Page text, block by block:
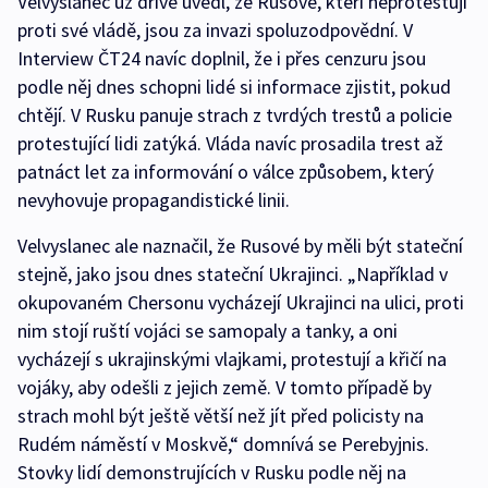
proti své vládě, jsou za invazi spoluzodpovědní. V
Interview ČT24 navíc doplnil, že i přes cenzuru jsou
podle něj dnes schopni lidé si informace zjistit, pokud
chtějí. V Rusku panuje strach z tvrdých trestů a policie
protestující lidi zatýká. Vláda navíc prosadila trest až
patnáct let za informování o válce způsobem, který
nevyhovuje propagandistické linii.
Velvyslanec ale naznačil, že Rusové by měli být stateční
stejně, jako jsou dnes stateční Ukrajinci. „Například v
okupovaném Chersonu vycházejí Ukrajinci na ulici, proti
nim stojí ruští vojáci se samopaly a tanky, a oni
vycházejí s ukrajinskými vlajkami, protestují a křičí na
vojáky, aby odešli z jejich země. V tomto případě by
strach mohl být ještě větší než jít před policisty na
Rudém náměstí v Moskvě,“ domnívá se Perebyjnis.
Stovky lidí demonstrujících v Rusku podle něj na